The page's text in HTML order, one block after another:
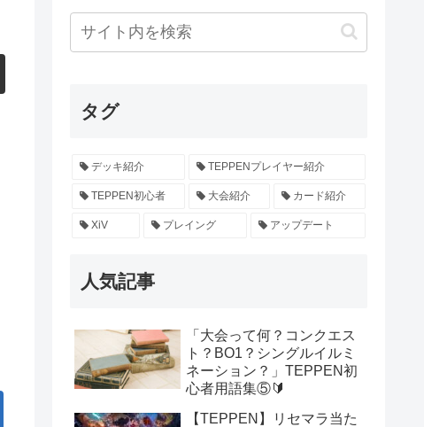
タグ
デッキ紹介 TEPPENプレイヤー紹介
TEPPEN初心者 大会紹介 カード紹介
XiV プレイング アップデート
人気記事
「大会って何？コンクエス
ト？BO1？シングルイルミ
ネーション？」TEPPEN初
心者用語集⑤🔰
【TEPPEN】リセマラ当た